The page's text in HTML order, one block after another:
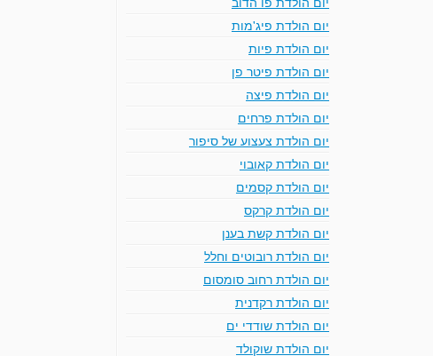
יום הולדת פיג'מות
יום הולדת פיות
יום הולדת פיטר פן
יום הולדת פיצה
יום הולדת פרחים
יום הולדת צעצוע של סיפור
יום הולדת קאובוי
יום הולדת קסמים
יום הולדת קרקס
יום הולדת קשת בענן
יום הולדת רובוטים וחלל
יום הולדת רחוב סומסום
יום הולדת רקדנית
יום הולדת שודדי ים
יום הולדת שוקולד